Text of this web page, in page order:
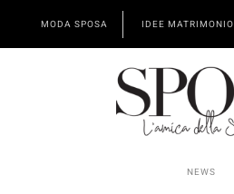
MODA SPOSA IDEE MATRIMONIO
NEWS